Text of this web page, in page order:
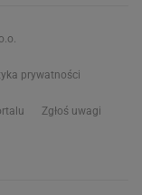
prywatności
Zgłoś uwagi